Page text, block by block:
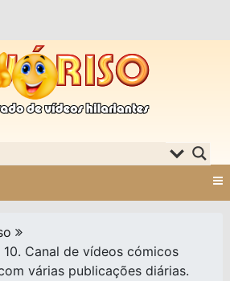
Canal de vídeos cómicos
várias publicações diárias.